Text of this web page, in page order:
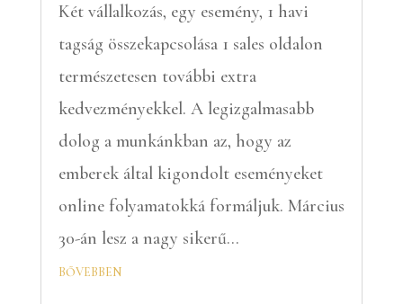
Két vállalkozás, egy esemény, 1 havi
tagság összekapcsolása 1 sales oldalon
természetesen további extra
kedvezményekkel. A legizgalmasabb
dolog a munkánkban az, hogy az
emberek által kigondolt eseményeket
online folyamatokká formáljuk. Március
30-án lesz a nagy sikerű...
bővebben